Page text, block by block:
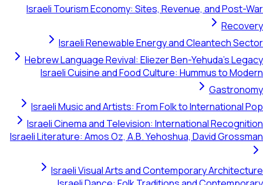
Israeli Tourism Economy: Sites, Revenue, and Post-War
Recovery
Israeli Renewable Energy and Cleantech Sector
Hebrew Language Revival: Eliezer Ben-Yehuda's Legacy
Israeli Cuisine and Food Culture: Hummus to Modern
Gastronomy
Israeli Music and Artists: From Folk to International Pop
Israeli Cinema and Television: International Recognition
Israeli Literature: Amos Oz, A.B. Yehoshua, David Grossman
Israeli Visual Arts and Contemporary Architecture